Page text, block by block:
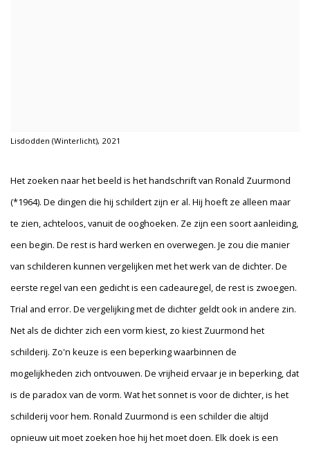
Lisdodden (Winterlicht), 2021
Het zoeken naar het beeld is het handschrift van Ronald Zuurmond
(*1964). De dingen die hij schildert zijn er al. Hij hoeft ze alleen maar
te zien, achteloos, vanuit de ooghoeken. Ze zijn een soort aanleiding,
een begin. De rest is hard werken en overwegen. Je zou die manier
van schilderen kunnen vergelijken met het werk van de dichter. De
eerste regel van een gedicht is een cadeauregel, de rest is zwoegen.
Trial and error. De vergelijking met de dichter geldt ook in andere zin.
Net als de dichter zich een vorm kiest, zo kiest Zuurmond het
schilderij. Zo'n keuze is een beperking waarbinnen de
mogelijkheden zich ontvouwen. De vrijheid ervaar je in beperking, dat
is de paradox van de vorm. Wat het sonnet is voor de dichter, is het
schilderij voor hem. Ronald Zuurmond is een schilder die altijd
opnieuw uit moet zoeken hoe hij het moet doen. Elk doek is een